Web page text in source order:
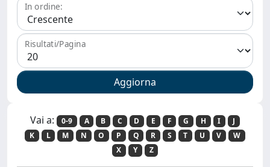
In ordine:
Risultati/Pagina
Vai a: 0-9 A B C D E F G H I
J
K
L M N O P Q R S T U V
W
X
Y Z